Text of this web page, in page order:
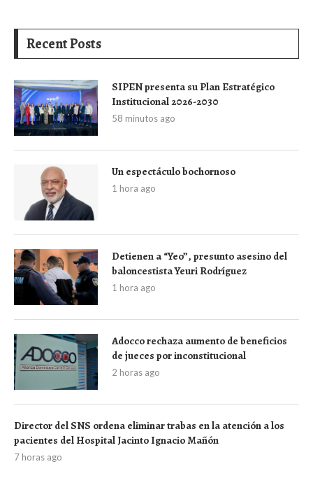
Recent Posts
SIPEN presenta su Plan Estratégico
Institucional 2026-2030
58 minutos ago
Un espectáculo bochornoso
1 hora ago
Detienen a “Yeo”, presunto asesino del
baloncestista Yeuri Rodríguez
1 hora ago
Adocco rechaza aumento de beneficios
de jueces por inconstitucional
2 horas ago
Director del SNS ordena eliminar trabas en la atención a los
pacientes del Hospital Jacinto Ignacio Mañón
7 horas ago